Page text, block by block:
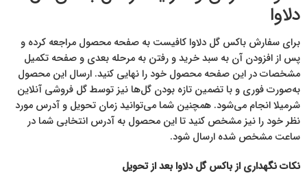
دلاوا
برای سفارش باکس گل دلاوا کافیست به صفحه محصول مراجعه کرده و
پس از افزودن آن به سبد خرید و رفتن به مرحله بعدی و صفحه تکمیل
مشخصات در این صفحه محصول خود را نهایی کنید. ارسال این محصول
به‌صورت فوری و با تضمین تازه بودن گل‌ها نیز توسط گل فروشی آنلاین
شرمیلا انجام می‌شود. همچنین شما می‌توانید زمان تحویل و آدرس مورد
نظر خود را نیز مشخص کنید تا این محصول به آدرس انتخابی شما در
ساعت مشخص شده ارسال شود.
نکات نگهداری از باکس گل دلاوا بعد از تحویل